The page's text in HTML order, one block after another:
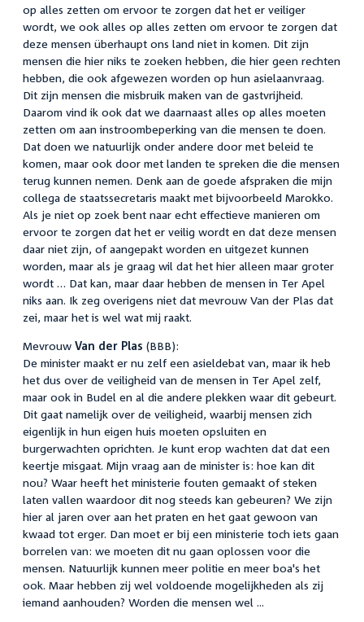
op alles zetten om ervoor te zorgen dat het er veiliger
wordt, we ook alles op alles zetten om ervoor te zorgen dat
deze mensen überhaupt ons land niet in komen. Dit zijn
mensen die hier niks te zoeken hebben, die hier geen rechten
hebben, die ook afgewezen worden op hun asielaanvraag.
Dit zijn mensen die misbruik maken van de gastvrijheid.
Daarom vind ik ook dat we daarnaast alles op alles moeten
zetten om aan instroombeperking van die mensen te doen.
Dat doen we natuurlijk onder andere door met beleid te
komen, maar ook door met landen te spreken die die mensen
terug kunnen nemen. Denk aan de goede afspraken die mijn
collega de staatssecretaris maakt met bijvoorbeeld Marokko.
Als je niet op zoek bent naar echt effectieve manieren om
ervoor te zorgen dat het er veilig wordt en dat deze mensen
daar niet zijn, of aangepakt worden en uitgezet kunnen
worden, maar als je graag wil dat het hier alleen maar groter
wordt … Dat kan, maar daar hebben de mensen in Ter Apel
niks aan. Ik zeg overigens niet dat mevrouw Van der Plas dat
zei, maar het is wel wat mij raakt.
Mevrouw Van der Plas (BBB):
De minister maakt er nu zelf een asieldebat van, maar ik heb
het dus over de veiligheid van de mensen in Ter Apel zelf,
maar ook in Budel en al die andere plekken waar dit gebeurt.
Dit gaat namelijk over de veiligheid, waarbij mensen zich
eigenlijk in hun eigen huis moeten opsluiten en
burgerwachten oprichten. Je kunt erop wachten dat dat een
keertje misgaat. Mijn vraag aan de minister is: hoe kan dit
nou? Waar heeft het ministerie fouten gemaakt of steken
laten vallen waardoor dit nog steeds kan gebeuren? We zijn
hier al jaren over aan het praten en het gaat gewoon van
kwaad tot erger. Dan moet er bij een ministerie toch iets gaan
borrelen van: we moeten dit nu gaan oplossen voor die
mensen. Natuurlijk kunnen meer politie en meer boa's het
ook. Maar hebben zij wel voldoende mogelijkheden als zij
iemand aanhouden? Worden die mensen wel ...